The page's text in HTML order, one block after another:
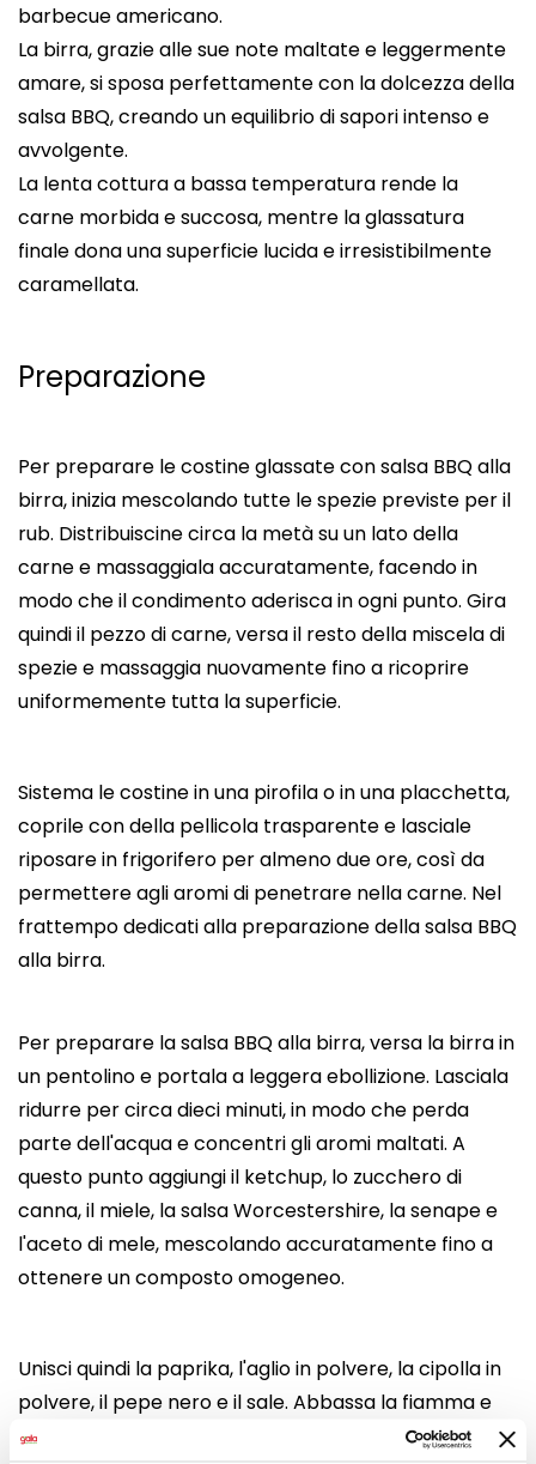
barbecue americano.
La birra, grazie alle sue note maltate e leggermente
amare, si sposa perfettamente con la dolcezza della
salsa BBQ, creando un equilibrio di sapori intenso e
avvolgente.
La lenta cottura a bassa temperatura rende la
carne morbida e succosa, mentre la glassatura
finale dona una superficie lucida e irresistibilmente
caramellata.
Preparazione
Per preparare le costine glassate con salsa BBQ alla
birra, inizia mescolando tutte le spezie previste per il
rub. Distribuiscine circa la metà su un lato della
carne e massaggiala accuratamente, facendo in
modo che il condimento aderisca in ogni punto. Gira
quindi il pezzo di carne, versa il resto della miscela di
spezie e massaggia nuovamente fino a ricoprire
uniformemente tutta la superficie.
Sistema le costine in una pirofila o in una placchetta,
coprile con della pellicola trasparente e lasciale
riposare in frigorifero per almeno due ore, così da
permettere agli aromi di penetrare nella carne. Nel
frattempo dedicati alla preparazione della salsa BBQ
alla birra.
Per preparare la salsa BBQ alla birra, versa la birra in
un pentolino e portala a leggera ebollizione. Lasciala
ridurre per circa dieci minuti, in modo che perda
parte dell'acqua e concentri gli aromi maltati. A
questo punto aggiungi il ketchup, lo zucchero di
canna, il miele, la salsa Worcestershire, la senape e
l'aceto di mele, mescolando accuratamente fino a
ottenere un composto omogeneo.
Unisci quindi la paprika, l'aglio in polvere, la cipolla in
polvere, il pepe nero e il sale. Abbassa la fiamma e
lascia cuocere dolcemente per circa venti o